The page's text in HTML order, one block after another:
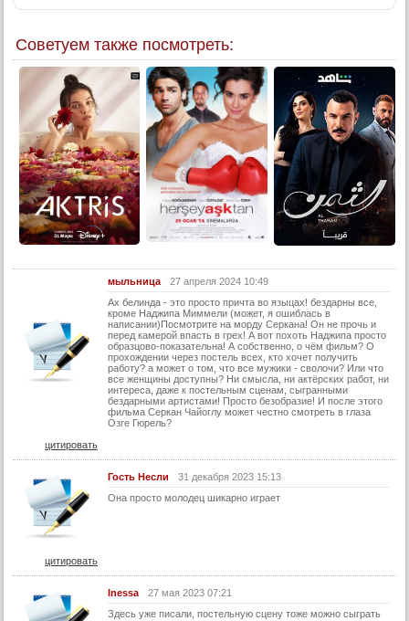
Советуем также посмотреть:
мыльница
27 апреля 2024 10:49
Ах белинда - это просто причта во языцах! бездарны все,
кроме Наджипа Миммели (может, я ошиблась в
написании)Посмотрите на морду Серкана! Он не прочь и
перед камерой впасть в грех! А вот похоть Наджипа просто
образцово-показательна! А собственно, о чём фильм? О
прохождении через постель всех, кто хочет получить
работу? а может о том, что все мужики - сволочи? Или что
все женщины доступны? Ни смысла, ни актёрских работ, ни
интереса, даже к постельным сценам, сыгранными
бездарными артистами! Просто безобразие! И после этого
фильма Серкан Чайоглу может честно смотреть в глаза
Озге Гюрель?
цитировать
Гость Несли
31 декабря 2023 15:13
Она просто молодец шикарно играет
цитировать
Inessa
27 мая 2023 07:21
Здесь уже писали, постельную сцену тоже можно сыграть